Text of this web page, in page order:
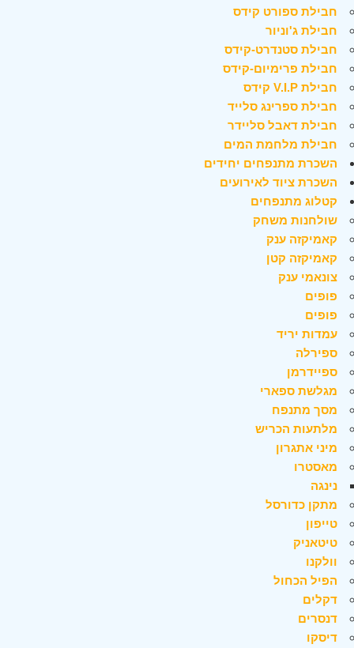
חבילת ספורט קידס
חבילת ג'וניור
חבילת סטנדרט-קידס
חבילת פרימיום-קידס
חבילת V.I.P קידס
חבילת ספרינג סלייד
חבילת דאבל סליידר
חבילת מלחמת המים
השכרת מתנפחים יחידים
השכרת ציוד לאירועים
קטלוג מתנפחים
שולחנות משחק
קאמיקזה ענק
קאמיקזה קטן
צונאמי ענק
פופים
פופים
עמדות יריד
ספירלה
ספיידרמן
מגלשת ספארי
מסך מתנפח
מלתעות הכריש
מיני אתגרון
מאסטרו
נינגה
מתקן כדורסל
טייפון
טיטאניק
וולקנו
הפיל הכחול
דקלים
דנסרים
דיסקו